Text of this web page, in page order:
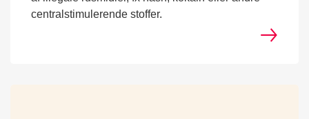
centralstimulerende stoffer.